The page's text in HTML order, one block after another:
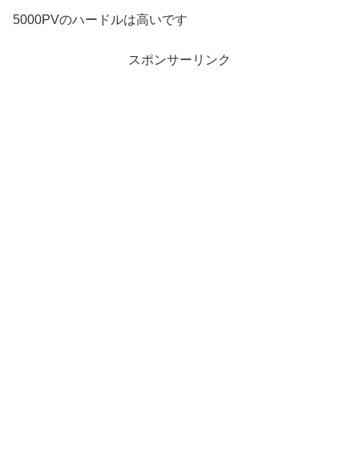
5000PVのハードルは高いです
スポンサーリンク